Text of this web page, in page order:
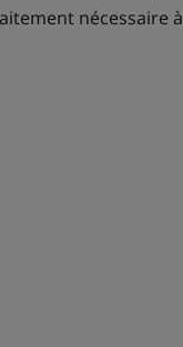
nécessaire à